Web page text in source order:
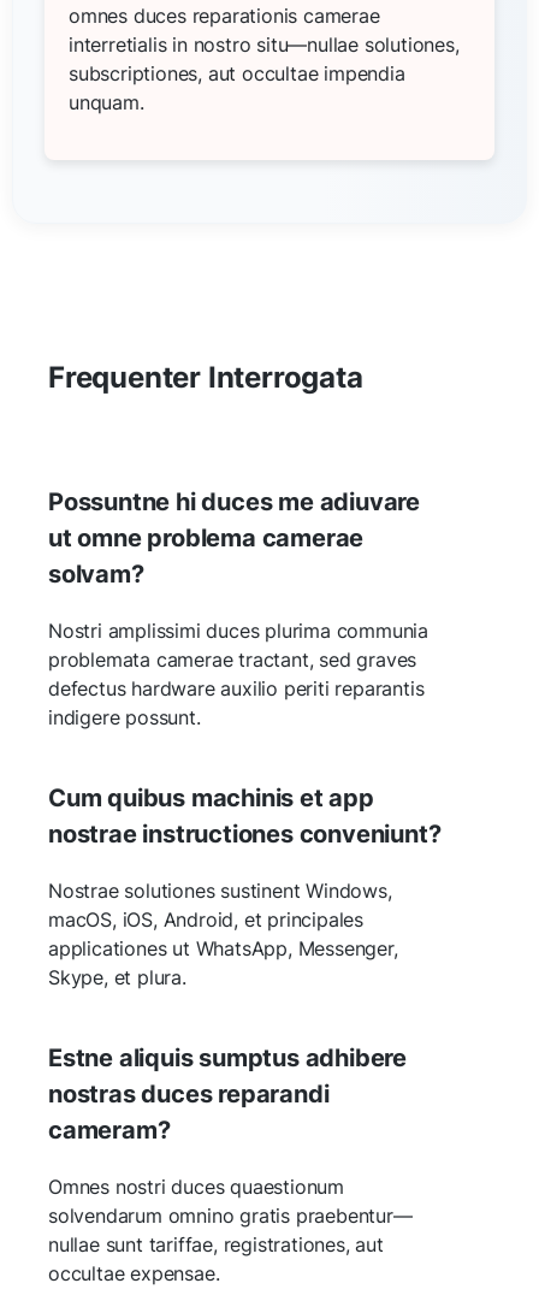
omnes duces reparationis camerae
interretialis in nostro situ—nullae solutiones,
subscriptiones, aut occultae impendia
unquam.
Frequenter Interrogata
Possuntne hi duces me adiuvare
ut omne problema camerae
solvam?
Nostri amplissimi duces plurima communia
problemata camerae tractant, sed graves
defectus hardware auxilio periti reparantis
indigere possunt.
Cum quibus machinis et app
nostrae instructiones conveniunt?
Nostrae solutiones sustinent Windows,
macOS, iOS, Android, et principales
applicationes ut WhatsApp, Messenger,
Skype, et plura.
Estne aliquis sumptus adhibere
nostras duces reparandi
cameram?
Omnes nostri duces quaestionum
solvendarum omnino gratis praebentur—
nullae sunt tariffae, registrationes, aut
occultae expensae.